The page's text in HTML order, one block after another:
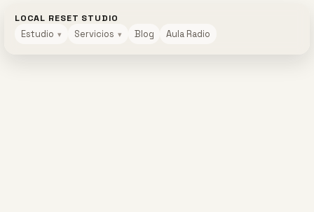
LOCAL RESET STUDIO
Estudio Servicios Blog Aula Radio